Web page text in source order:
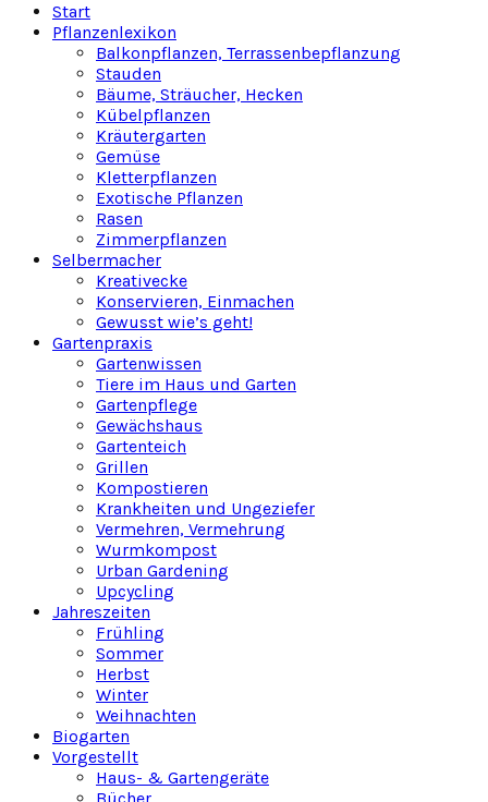
Start
Pflanzenlexikon
Balkonpflanzen, Terrassenbepflanzung
Stauden
Bäume, Sträucher, Hecken
Kübelpflanzen
Kräutergarten
Gemüse
Kletterpflanzen
Exotische Pflanzen
Rasen
Zimmerpflanzen
Selbermacher
Kreativecke
Konservieren, Einmachen
Gewusst wie’s geht!
Gartenpraxis
Gartenwissen
Tiere im Haus und Garten
Gartenpflege
Gewächshaus
Gartenteich
Grillen
Kompostieren
Krankheiten und Ungeziefer
Vermehren, Vermehrung
Wurmkompost
Urban Gardening
Upcycling
Jahreszeiten
Frühling
Sommer
Herbst
Winter
Weihnachten
Biogarten
Vorgestellt
Haus- & Gartengeräte